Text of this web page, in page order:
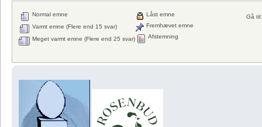
Gå til:
Normal emne
Varmt emne (Flere end 15 svar)
Meget varmt emne (Flere end 25 svar)
Låst emne
Fremhævet emne
Afstemning